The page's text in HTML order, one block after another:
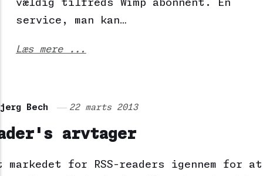
vældig tilfreds Wimp abonnent. En
service, man kan…
Læs mere ...
Bech 22 marts 2013
arvtager
for RSS-readers igennem for